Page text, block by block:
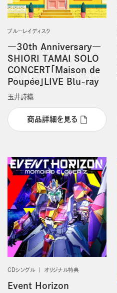
ブルーレイディスク
―30th Anniversary―
SHIORI TAMAI SOLO
CONCERT「Maison de
Poupée」LIVE Blu-ray
玉井詩織
商品詳細を見る
CDシングル オリジナル特典
Event Horizon